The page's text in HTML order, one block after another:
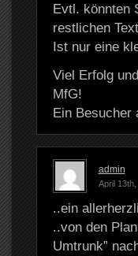
Evtl. könnten
restlichen
Ist nur eine
Viel Erfolg
MfG!
Ein Besucher
admin
April 13th,
..ein
..von den
Umtrunk”